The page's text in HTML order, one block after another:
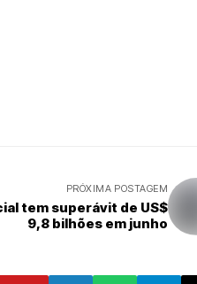
PRÓXIMA POSTAGEM
tem superávit de US$
9,8 bilhões em junho